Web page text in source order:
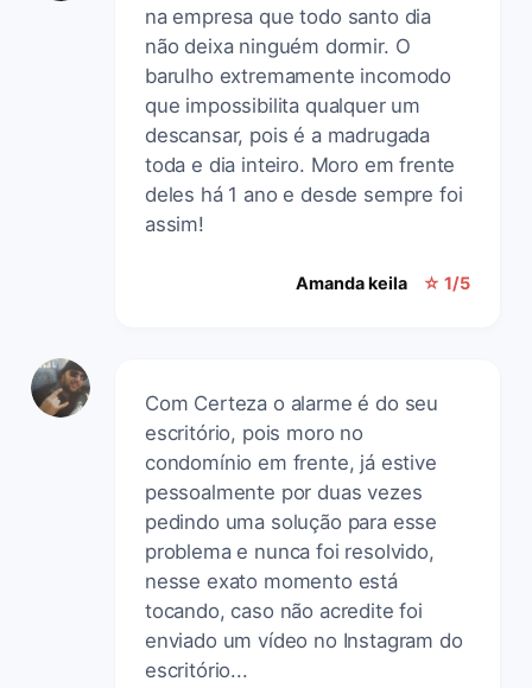
na empresa que todo santo dia
não deixa ninguém dormir. O
barulho extremamente incomodo
que impossibilita qualquer um
descansar, pois é a madrugada
toda e dia inteiro. Moro em frente
deles há 1 ano e desde sempre foi
assim!
Amanda keila ☆ 1/5
Com Certeza o alarme é do seu
escritório, pois moro no
condomínio em frente, já estive
pessoalmente por duas vezes
pedindo uma solução para esse
problema e nunca foi resolvido,
nesse exato momento está
tocando, caso não acredite foi
enviado um vídeo no Instagram do
escritório...